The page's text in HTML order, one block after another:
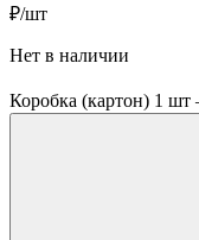
₽/шт
Нет в наличии
Коробка (картон) 1